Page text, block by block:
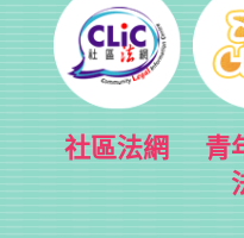
社區法網
青